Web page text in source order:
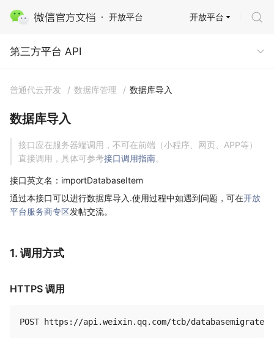
开放平台
第三方平台 API
开放平台
第三方平台 API
普通代云开发 / 数据库管理 / 数据库导入
数据库导入
接口应在服务器端调用，不可在前端（小程序、网页、APP等）
直接调用，具体可参考接口调用指南。
接口英文名：importDatabaseItem
通过本接口可以进行数据库导入.使用过程中如遇到问题，可在开放
平台服务商专区发帖交流。
1. 调用方式
HTTPS 调用